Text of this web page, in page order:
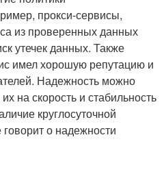
прокси-сервисы,
из проверенных данных
утечек данных. Также
имел хорошую репутацию и
Надежность можно
на скорость и стабильность
круглосуточной
о надежности